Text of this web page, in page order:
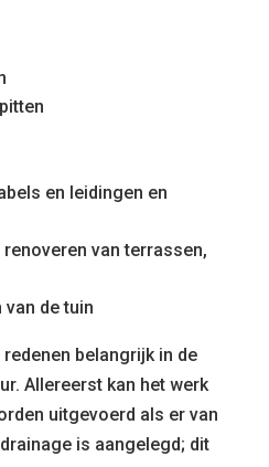
en leidingen en
van terrassen,
van de tuin
belangrijk in de
Allereerst kan het werk
uitgevoerd als er van
is aangelegd; dit